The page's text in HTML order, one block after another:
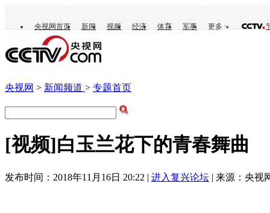
央视网首页 新闻 视频 经济 体育 军事 更多
央视网 > 新闻频道 > 专题首页
[视频]白玉兰花下的青春舞曲
发布时间：2018年11月16日 20:22 | 进入复兴论坛 | 来源：央视